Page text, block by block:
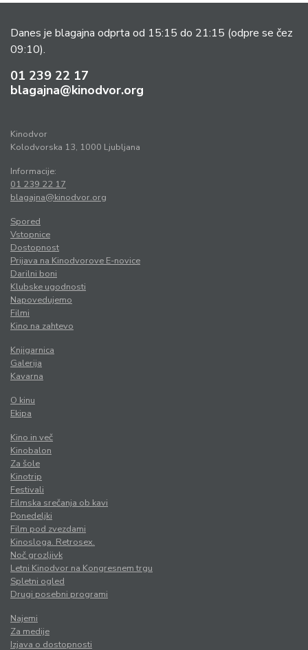
Danes je blagajna odprta od 15:15 do 21:15 (odpre se čez
09:10).
01 239 22 17
blagajna@kinodvor.org
Kinodvor
Kolodvorska 13, 1000 Ljubljana
Informacije:
01 239 22 17
blagajna@kinodvor.org
Spored
Vstopnice
Dostopnost
Prijava na Kinodvorove E-novice
Darilni boni
Klubske ugodnosti
Napovedujemo
Filmi
Kino na zahtevo
Knjigarnica
Galerija
Kavarna
O kinu
Ekipa
Kino in več
Kinobalon
Za šole
Kinotrip
Festivali
Filmska srečanja ob kavi
Ponedeljki
Film pod zvezdami
Kinosloga. Retrosex.
Noč grozljivk
Letni Kinodvor na Kongresnem trgu
Spletni ogled
Drugi posebni programi
Najemi
Za medije
Izjava o dostopnosti